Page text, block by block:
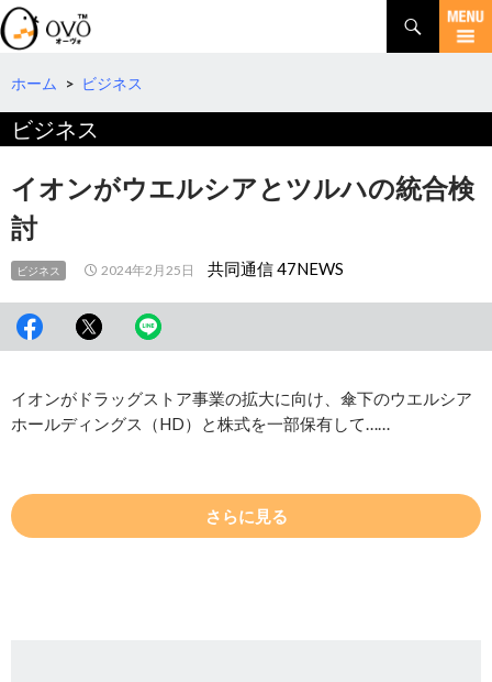
検
索
コ
テ
へ
ホーム > ビジネス
ビジネス
イオンがウエルシアとツルハの統合検
討
ビジネス 2024年2月25日 共同通信 47NEWS
イオンがドラッグストア事業の拡大に向け、傘下のウエルシア
ホールディングス（HD）と株式を一部保有して……
さらに見る